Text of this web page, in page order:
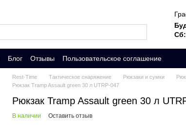
Сб:
Блог Отзывы Пользовательское соглашение
Rest-Time Тактическое снаряжение Рюкзаки и сумки
Рюкзак Tramp Assault green 30 л UTRP-047
Рюкзак Tramp Assault green 30 л
В наличии Оставить отзыв